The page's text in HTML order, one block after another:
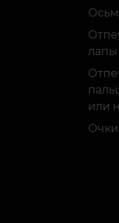
лапы
или
Очки